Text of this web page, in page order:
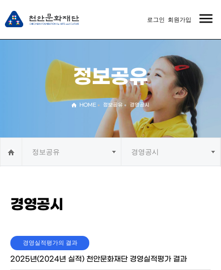
menu
로그인 회원가입
정보공유
HOME 정보공유 경영공시
정보공유 경영공시
경영공시
경영실적평가의 결과
2025년(2024년 실적) 천안문화재단 경영실적평가 결과